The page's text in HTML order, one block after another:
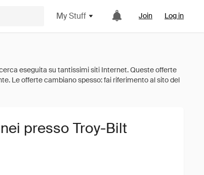
My Stuff Join Log in
presso Troy-Bilt